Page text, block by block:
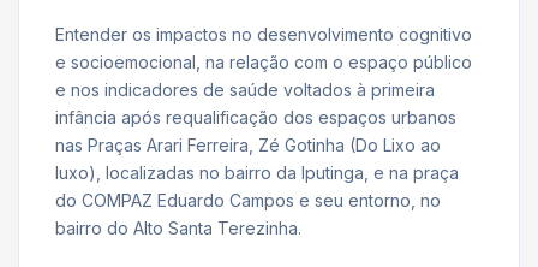
Entender os impactos no desenvolvimento cognitivo
e socioemocional, na relação com o espaço público
e nos indicadores de saúde voltados à primeira
infância após requalificação dos espaços urbanos
nas Praças Arari Ferreira, Zé Gotinha (Do Lixo ao
luxo), localizadas no bairro da Iputinga, e na praça
do COMPAZ Eduardo Campos e seu entorno, no
bairro do Alto Santa Terezinha.